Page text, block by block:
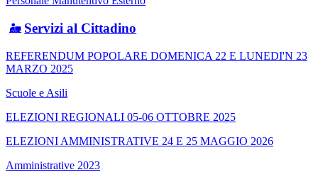
Servizi al Cittadino
REFERENDUM POPOLARE DOMENICA 22 E LUNEDI'N 23
MARZO 2025
Scuole e Asili
ELEZIONI REGIONALI 05-06 OTTOBRE 2025
ELEZIONI AMMINISTRATIVE 24 E 25 MAGGIO 2026
Amministrative 2023